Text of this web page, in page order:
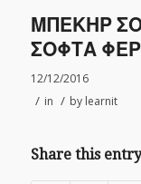
ΜΠΕΚΗΡ
ΣΟΦΤΑ
12/12/2016
/ in / by learnit
Share this entry